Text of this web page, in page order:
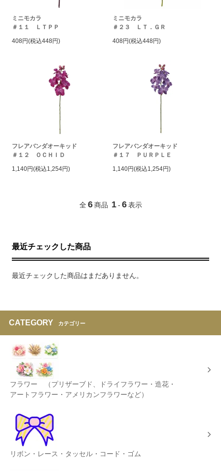
ミニモカラ
＃１１ ＬＴＰＰ
408円(税込448円)
ミニモカラ
＃２３ ＬＴ．ＧＲ
408円(税込448円)
フレアバンダオーキッド
＃１２ ＯＣＨＩＤ
1,140円(税込1,254円)
フレアバンダオーキッド
＃１７ ＰＵＲＰＬＥ
1,140円(税込1,254円)
全 6 商品 1 - 6 表示
最近チェックした商品
最近チェックした商品はまだありません。
CATEGORY カテゴリー
フラワー （プリザーブド、ドライフラワー・造花・
アートフラワー・アメリカンフラワーなど）
リボン・レース・タッセル・コード・ゴム